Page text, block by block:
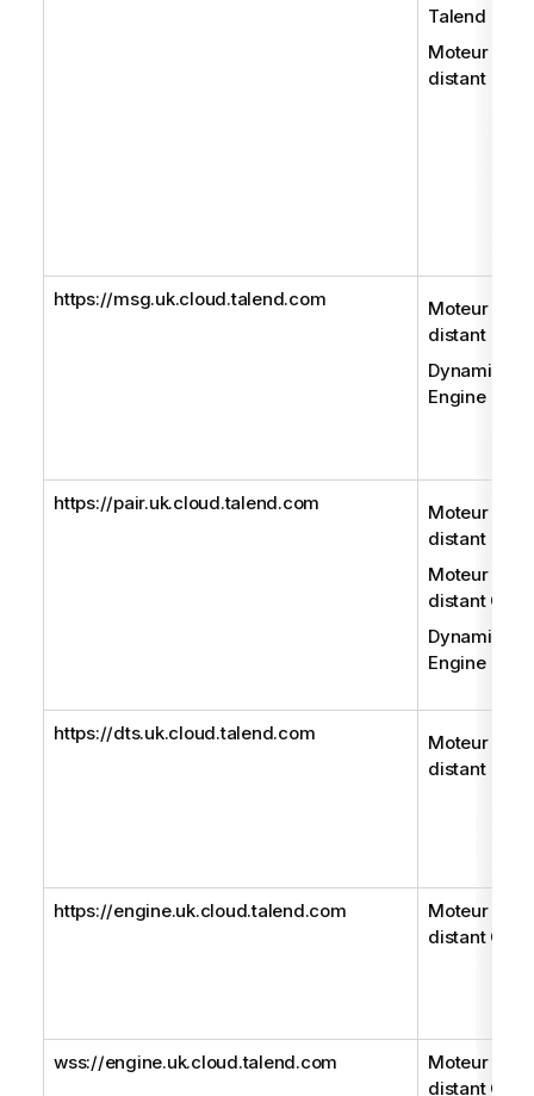
Talend
Moteur
distant
https://msg.uk.cloud.talend.com
Moteur
distant
Dynamic
Engine
https://pair.uk.cloud.talend.com
Moteur
distant
Moteur
distant Gen2
Dynamic
Engine
https://dts.uk.cloud.talend.com
Moteur
distant
https://engine.uk.cloud.talend.com
Moteur
distant Gen2
wss://engine.uk.cloud.talend.com
Moteur
distant Gen2